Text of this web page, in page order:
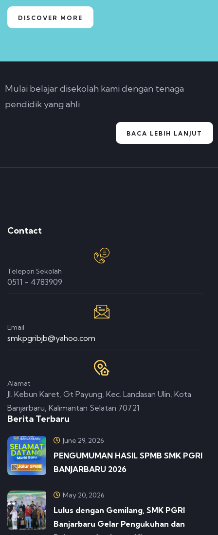
DISCOVER MORE
Mulai belajar disekolah kami dengan tenaga
pendidik yang ahli
BACA LEBIH LANJUT
Contact
Telepon Sekolah
0511 - 4783909
Email
smkpgribjb@yahoo.com
Alamat
Jl. Kebun Karet, Gt Payung, Kec. Landasan Ulin, Kota
Banjarbaru, Kalimantan Selatan 70721
Berita Terbaru
June 29, 2026
PENGUMUMAN HASIL SPMB SMK PGRI
BANJARBARU 2026
May 20, 2026
Lulus dengan Gemilang, SMK PGRI
Banjarbaru Gelar Pengukuhan dan